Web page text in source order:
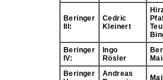
Beringer
III:
Cedric
Kleinert
Beringer
IV:
Ingo
Rösler
Beringer
Andreas